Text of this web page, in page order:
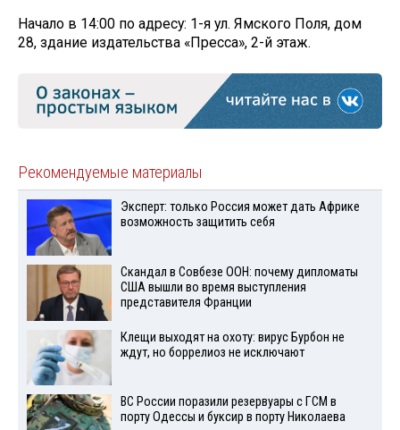
Начало в 14:00 по адресу: 1-я ул. Ямского Поля, дом
28, здание издательства «Пресса», 2-й этаж.
Рекомендуемые материалы
Эксперт: только Россия может дать Африке
возможность защитить себя
Скандал в Совбезе ООН: почему дипломаты
США вышли во время выступления
представителя Франции
Клещи выходят на охоту: вирус Бурбон не
ждут, но боррелиоз не исключают
ВС России поразили резервуары с ГСМ в
порту Одессы и буксир в порту Николаева